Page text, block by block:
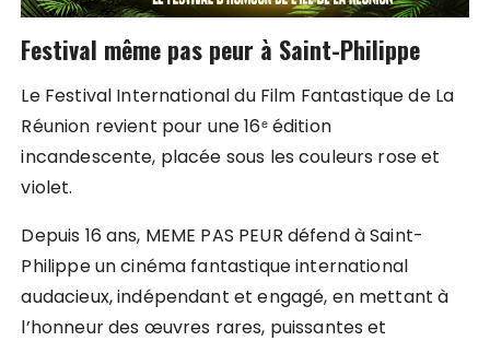
Festival même pas peur à Saint-Philippe
Le Festival International du Film Fantastique de La
Réunion revient pour une 16ᵉ édition
incandescente, placée sous les couleurs rose et
violet.
Depuis 16 ans, MEME PAS PEUR défend à Saint-
Philippe un cinéma fantastique international
audacieux, indépendant et engagé, en mettant à
l’honneur des œuvres rares, puissantes et